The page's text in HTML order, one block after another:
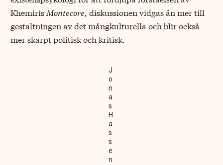
KhemirisMontecore, diskussionen vidgas än mer till
gestaltningen av det mångkulturella och blir också
mer skarpt politisk och kritisk.
J
o
n
a
s
H
a
s
s
e
n